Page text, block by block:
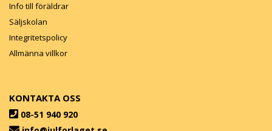
Info till föräldrar
Säljskolan
Integritetspolicy
Allmänna villkor
KONTAKTA OSS
08-51 940 920